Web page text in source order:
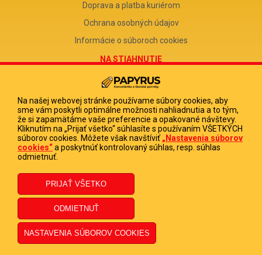
Doprava a platba kuriérom
Ochrana osobných údajov
Informácie o súboroch cookies
NA STIAHNUTIE
Reklamačný formulár
Odstúpenie od zmluvy
Poučenie o odstúpení od zmluvy
FIRMA
PAPYRUS POPRAD, s.r.o.
DIČ 2020513880
IČ DPH SK2020513880
© 2023 PAPYRUS POPRAD s.r.o., Všetky práva vyhradené.
Na našej webovej stránke používame súbory cookies, aby
sme vám poskytli optimálne možnosti nahliadnutia a to tým,
že si zapamätáme vaše preferencie a opakované návštevy.
Kliknutím na „Prijať všetko“ súhlasíte s používaním VŠETKÝCH
súborov cookies. Môžete však navštíviť „Nastavenia súborov
cookies“a poskytnúť kontrolovaný súhlas, resp. súhlas
odmietnuť.